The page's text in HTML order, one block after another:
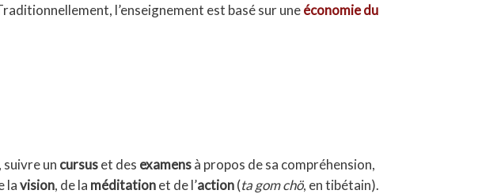
l’enseignement est basé sur uneéconomie du
suivre un cursuset des examensà propos de sa compréhension,
lavision, de la méditationet de l’action(ta gom chö, en tibétain).